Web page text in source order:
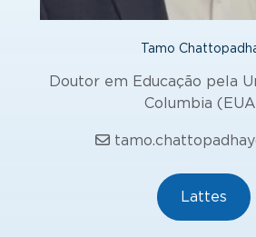
Tamo
Doutor em Educação pela
Columbia
Lattes